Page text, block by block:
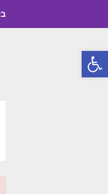
פתח סרגל נגישות